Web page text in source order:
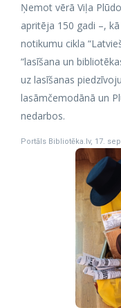
Ņemot vērā Viļa
apritēja 150 gadi –,
notikumu cikla
“lasīšana un
uz lasīšanas
lasāmčemodānā un
nedarbos.
Portāls Bibliotēka.lv, 17.